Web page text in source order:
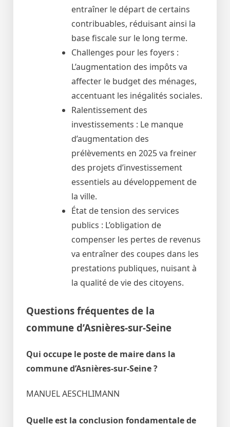
entraîner le départ de certains
contribuables, réduisant ainsi la
base fiscale sur le long terme.
Challenges pour les foyers :
L’augmentation des impôts va
affecter le budget des ménages,
accentuant les inégalités sociales.
Ralentissement des
investissements : Le manque
d’augmentation des
prélèvements en 2025 va freiner
des projets d’investissement
essentiels au développement de
la ville.
État de tension des services
publics : L’obligation de
compenser les pertes de revenus
va entraîner des coupes dans les
prestations publiques, nuisant à
la qualité de vie des citoyens.
Questions fréquentes de la
commune d’Asnières-sur-Seine
Qui occupe le poste de maire dans la
commune d’Asnières-sur-Seine ?
MANUEL AESCHLIMANN
Quelle est la conclusion fondamentale de